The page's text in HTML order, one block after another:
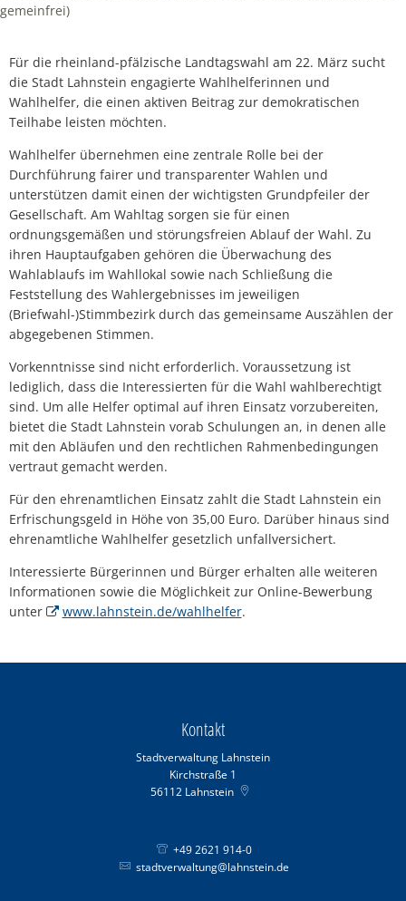
gemeinfrei)
Für die rheinland-pfälzische Landtagswahl am 22. März sucht
die Stadt Lahnstein engagierte Wahlhelferinnen und
Wahlhelfer, die einen aktiven Beitrag zur demokratischen
Teilhabe leisten möchten.
Wahlhelfer übernehmen eine zentrale Rolle bei der
Durchführung fairer und transparenter Wahlen und
unterstützen damit einen der wichtigsten Grundpfeiler der
Gesellschaft. Am Wahltag sorgen sie für einen
ordnungsgemäßen und störungsfreien Ablauf der Wahl. Zu
ihren Hauptaufgaben gehören die Überwachung des
Wahlablaufs im Wahllokal sowie nach Schließung die
Feststellung des Wahlergebnisses im jeweiligen
(Briefwahl-)Stimmbezirk durch das gemeinsame Auszählen der
abgegebenen Stimmen.
Vorkenntnisse sind nicht erforderlich. Voraussetzung ist
lediglich, dass die Interessierten für die Wahl wahlberechtigt
sind. Um alle Helfer optimal auf ihren Einsatz vorzubereiten,
bietet die Stadt Lahnstein vorab Schulungen an, in denen alle
mit den Abläufen und den rechtlichen Rahmenbedingungen
vertraut gemacht werden.
Für den ehrenamtlichen Einsatz zahlt die Stadt Lahnstein ein
Erfrischungsgeld in Höhe von 35,00 Euro. Darüber hinaus sind
ehrenamtliche Wahlhelfer gesetzlich unfallversichert.
Interessierte Bürgerinnen und Bürger erhalten alle weiteren
Informationen sowie die Möglichkeit zur Online-Bewerbung
unter
www.lahnstein.de/wahlhelfer.
Kontakt
Stadtverwaltung Lahnstein
Kirchstraße 1
56112 Lahnstein
+49 2621 914-0
stadtverwaltung@lahnstein.de